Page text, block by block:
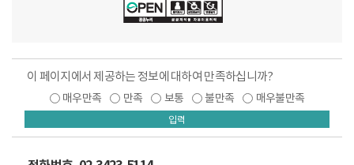
이 페이지에서 제공하는 정보에 대하여 만족하십니까?
매우만족 만족 보통 불만족 매우불만족
입력